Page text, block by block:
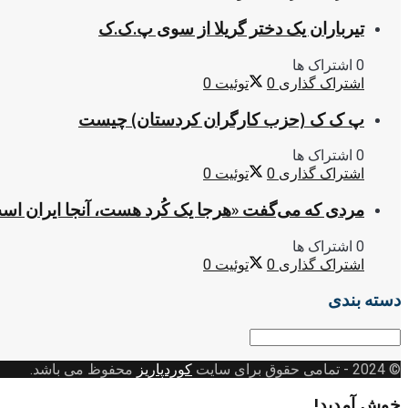
تیرباران یک دختر گریلا از سوی پ.ک.ک
0 اشتراک ها
اشتراک گذاری 0 توئیت 0
پ ک ک (حزب کارگران کردستان) چیست
0 اشتراک ها
اشتراک گذاری 0 توئیت 0
مردی که می‌گفت «هرجا یک کُرد هست، آنجا ایران
0 اشتراک ها
اشتراک گذاری 0 توئیت 0
دسته بندی
دسته
© 2024
- تمامی حقوق برای سایت کوردپاریز محفوظ می باشد.